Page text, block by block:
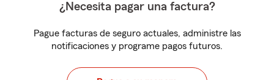
¿Necesita pagar una factura?
Pague facturas de seguro actuales, administre las
notificaciones y programe pagos futuros.